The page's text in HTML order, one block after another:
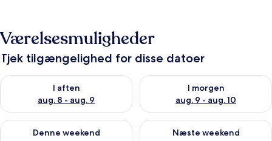
e
Værelsesmuligheder
Tjek tilgængelighed for disse datoer
I aften
aug. 8 - aug. 9
Tjek tilgængelighed for i aften aug. 8 - aug. 9
I morgen
aug. 9 - aug. 10
Tjek tilgængelighed for i
Denne weekend
Tjek tilgængelighed for denne weekend aug. 14 - aug. 16
Næste weekend
Tjek tilgængelighed for næste